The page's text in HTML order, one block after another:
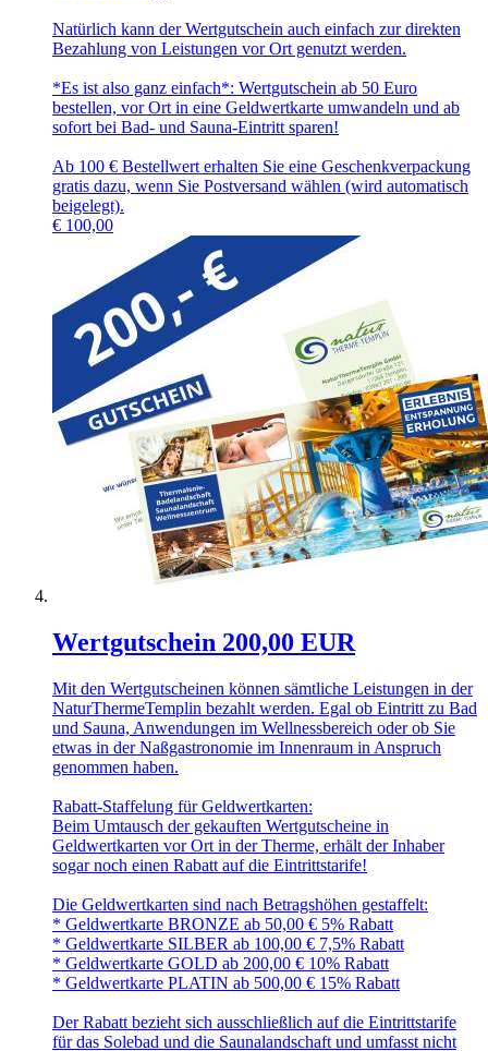
Natürlich kann der Wertgutschein auch einfach zur direkten
Bezahlung von Leistungen vor Ort genutzt werden.
*Es ist also ganz einfach*: Wertgutschein ab 50 Euro
bestellen, vor Ort in eine Geldwertkarte umwandeln und ab
sofort bei Bad- und Sauna-Eintritt sparen!
Ab 100 € Bestellwert erhalten Sie eine Geschenkverpackung
gratis dazu, wenn Sie Postversand wählen (wird automatisch
beigelegt).
€ 100,00
Wertgutschein 200,00 EUR
Mit den Wertgutscheinen können sämtliche Leistungen in der
NaturThermeTemplin bezahlt werden. Egal ob Eintritt zu Bad
und Sauna, Anwendungen im Wellnessbereich oder ob Sie
etwas in der Naßgastronomie im Innenraum in Anspruch
genommen haben.
Rabatt-Staffelung für Geldwertkarten:
Beim Umtausch der gekauften Wertgutscheine in
Geldwertkarten vor Ort in der Therme, erhält der Inhaber
sogar noch einen Rabatt auf die Eintrittstarife!
Die Geldwertkarten sind nach Betragshöhen gestaffelt:
* Geldwertkarte BRONZE ab 50,00 € 5% Rabatt
* Geldwertkarte SILBER ab 100,00 € 7,5% Rabatt
* Geldwertkarte GOLD ab 200,00 € 10% Rabatt
* Geldwertkarte PLATIN ab 500,00 € 15% Rabatt
Der Rabatt bezieht sich ausschließlich auf die Eintrittstarife
für das Solebad und die Saunalandschaft und umfasst nicht